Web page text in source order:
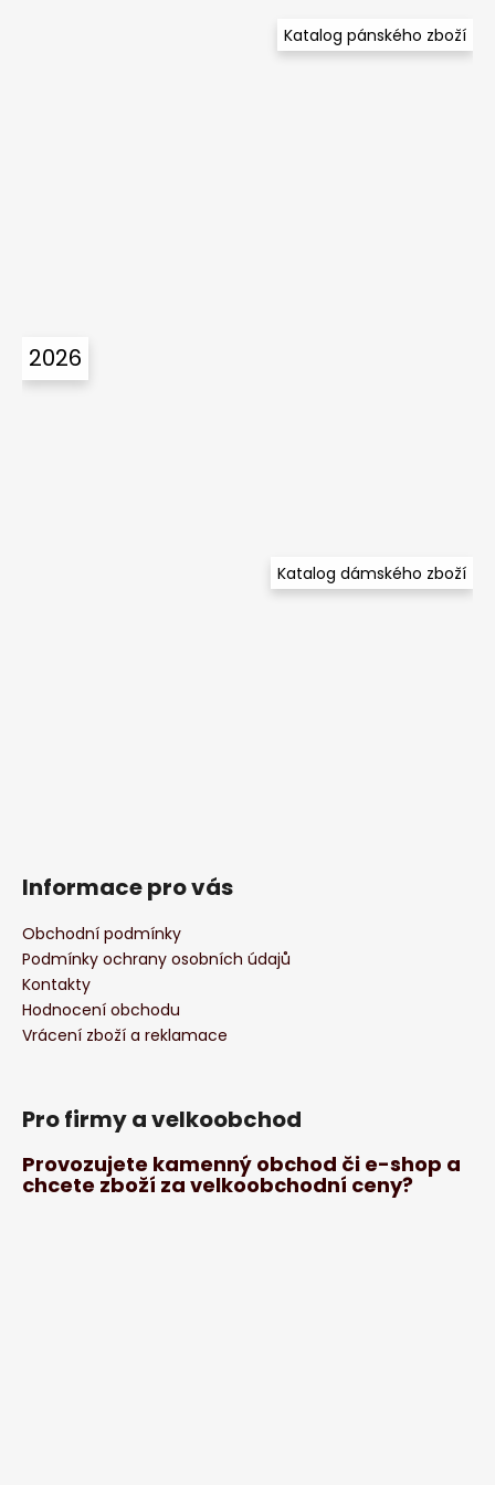
Katalog pánského zboží
2026
Katalog dámského zboží
Informace pro vás
Obchodní podmínky
Podmínky ochrany osobních údajů
Kontakty
Hodnocení obchodu
Vrácení zboží a reklamace
Pro firmy a velkoobchod
Provozujete kamenný obchod či e-shop a
chcete zboží za velkoobchodní ceny?